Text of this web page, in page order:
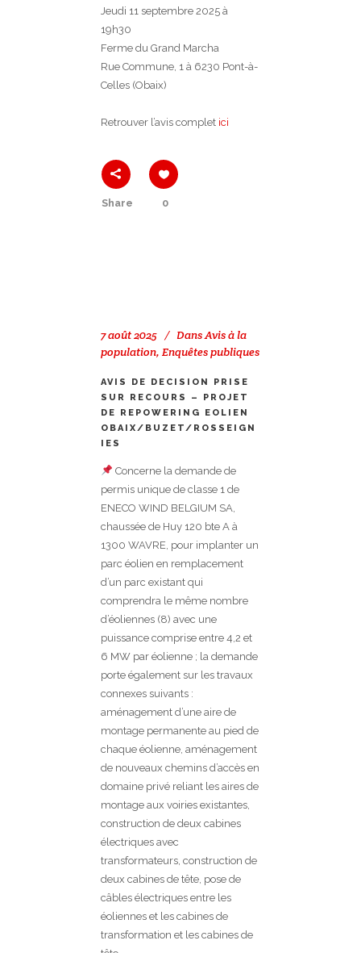
Jeudi 11 septembre 2025 à
19h30
Ferme du Grand Marcha
Rue Commune, 1 à 6230 Pont-à-
Celles (Obaix)
Retrouver l’avis complet ici
Share 0
7 août 2025 DansAvis à la
population, Enquêtes publiques
AVIS DE DECISION PRISE
SUR RECOURS – PROJET
DE REPOWERING EOLIEN
OBAIX/BUZET/ROSSEIGN
IES
Concerne la demande de
permis unique de classe 1 de
ENECO WIND BELGIUM SA,
chaussée de Huy 120 bte A à
1300 WAVRE, pour implanter un
parc éolien en remplacement
d’un parc existant qui
comprendra le même nombre
d’éoliennes (8) avec une
puissance comprise entre 4,2 et
6 MW par éolienne ; la demande
porte également sur les travaux
connexes suivants :
aménagement d’une aire de
montage permanente au pied de
chaque éolienne, aménagement
de nouveaux chemins d’accès en
domaine privé reliant les aires de
montage aux voiries existantes,
construction de deux cabines
électriques avec
transformateurs, construction de
deux cabines de tête, pose de
câbles électriques entre les
éoliennes et les cabines de
transformation et les cabines de